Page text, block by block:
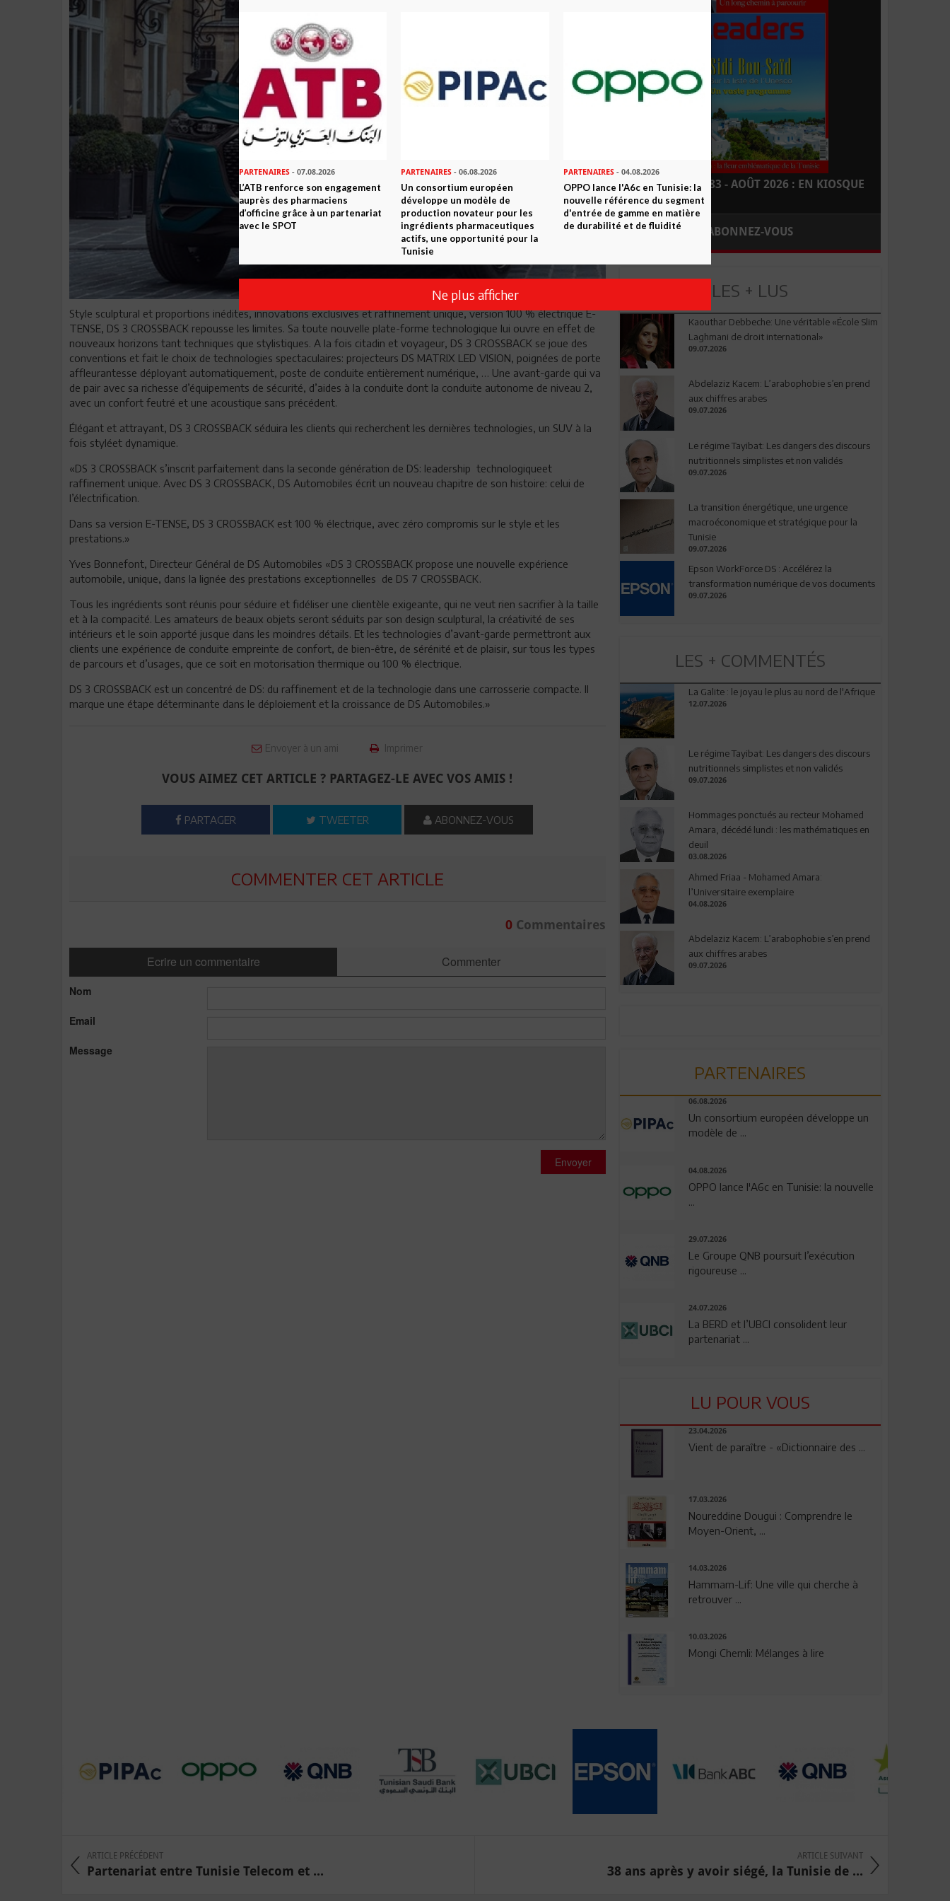
Style sculptural et proportions inédites, innovations exclusives et raffinement unique, version 100 % électrique E-
TENSE, DS 3 CROSSBACK repousse les limites. Sa toute nouvelle plate-forme technologique lui ouvre en effet de
nouveaux horizons tant techniques que stylistiques. A la fois citadin et voyageur, DS 3 CROSSBACK se joue des
conventions et fait le choix de technologies spectaculaires: projecteurs DS MATRIX LED VISION, poignées de porte
affleurantesse déployant automatiquement, poste de conduite entièrement numérique, … Une avant-garde qui va
de pair avec sa richesse d’équipements de sécurité, d’aides à la conduite dont la conduite autonome de niveau 2,
avec un confort feutré et une acoustique sans précédent.
Élégant et attrayant, DS 3 CROSSBACK séduira les clients qui recherchent les dernières technologies, un SUV à la
fois styléet dynamique.
«DS 3 CROSSBACK s’inscrit parfaitement dans la seconde génération de DS: leadership technologiqueet
raffinement unique. Avec DS 3 CROSSBACK, DS Automobiles écrit un nouveau chapitre de son histoire: celui de
l’électrification.
Dans sa version E-TENSE, DS 3 CROSSBACK est 100 % électrique, avec zéro compromis sur le style et les
prestations.»
Yves Bonnefont, Directeur Général de DS Automobiles «DS 3 CROSSBACK propose une nouvelle expérience
automobile, unique, dans la lignée des prestations exceptionnelles de DS 7 CROSSBACK.
Tous les ingrédients sont réunis pour séduire et fidéliser une clientèle exigeante, qui ne veut rien sacrifier à la taille
et à la compacité. Les amateurs de beaux objets seront séduits par son design sculptural, la créativité de ses
intérieurs et le soin apporté jusque dans les moindres détails. Et les technologies d’avant-garde permettront aux
clients une expérience de conduite empreinte de confort, de bien-être, de sérénité et de plaisir, sur tous les types
de parcours et d’usages, que ce soit en motorisation thermique ou 100 % électrique.
DS 3 CROSSBACK est un concentré de DS: du raffinement et de la technologie dans une carrosserie compacte. Il
marque une étape déterminante dans le déploiement et la croissance de DS Automobiles.»
Envoyer à un ami Imprimer
VOUS AIMEZ CET ARTICLE ? PARTAGEZ-LE AVEC VOS AMIS !
PARTAGER TWEETER ABONNEZ-VOUS
COMMENTER CET ARTICLE
0Commentaires
Ecrire un commentaire Commenter
Nom
Email
Message
Envoyer
LEADERS N° 183 - AOÛT 2026 : EN KIOSQUE
ABONNEZ-VOUS
LES + LUS
Kaouthar Debbeche: Une véritable «École Slim
Laghmani de droit international»
09.07.2026
Abdelaziz Kacem: L’arabophobie s’en prend
aux chiffres arabes
09.07.2026
Le régime Tayibat: Les dangers des discours
nutritionnels simplistes et non validés
09.07.2026
La transition énergétique, une urgence
macroéconomique et stratégique pour la
Tunisie
09.07.2026
Epson WorkForce DS : Accélérez la
transformation numérique de vos documents
09.07.2026
LES + COMMENTÉS
La Galite : le joyau le plus au nord de l'Afrique
12.07.2026
Le régime Tayibat: Les dangers des discours
nutritionnels simplistes et non validés
09.07.2026
Hommages ponctués au recteur Mohamed
Amara, décédé lundi : les mathématiques en
deuil
03.08.2026
Ahmed Friaa - Mohamed Amara:
l’Universitaire exemplaire
04.08.2026
Abdelaziz Kacem: L’arabophobie s’en prend
aux chiffres arabes
09.07.2026
PARTENAIRES
06.08.2026
Un consortium européen développe un
modèle de ...
04.08.2026
OPPO lance l'A6c en Tunisie: la nouvelle
29.07.2026
Le Groupe QNB poursuit l’exécution
rigoureuse ...
24.07.2026
La BERD et l’UBCI consolident leur
partenariat ...
LU POUR VOUS
23.04.2026
Vient de paraître - «Dictionnaire des ...
17.03.2026
Noureddine Dougui : Comprendre le
Moyen-Orient, ...
14.03.2026
Hammam-Lif: Une ville qui cherche à
retrouver ...
10.03.2026
Mongi Chemli: Mélanges à lire
ARTICLE PRÉCÉDENT
Partenariat entre Tunisie Telecom et ...
ARTICLE SUIVANT
38 ans après y avoir siégé, la Tunisie de ...
PARTENAIRES - 07.08.2026
L’ATB renforce son engagement
auprès des pharmaciens
d’officine grâce à un partenariat
avec le SPOT
PARTENAIRES - 06.08.2026
Un consortium européen
développe un modèle de
production novateur pour les
ingrédients pharmaceutiques
actifs, une opportunité pour la
Tunisie
PARTENAIRES- 04.08.2026
OPPO lance l'A6c en Tunisie: la
nouvelle référence du segment
d'entrée de gamme en matière
de durabilité et de fluidité
Ne plus afficher